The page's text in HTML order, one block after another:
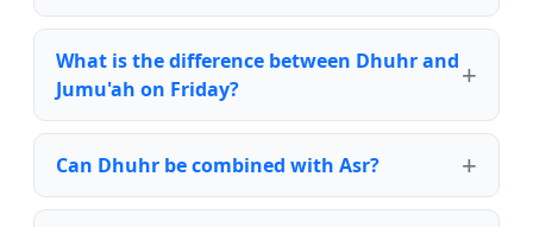
What is the difference between Dhuhr and
Jumu'ah on Friday?
Can Dhuhr be combined with Asr?